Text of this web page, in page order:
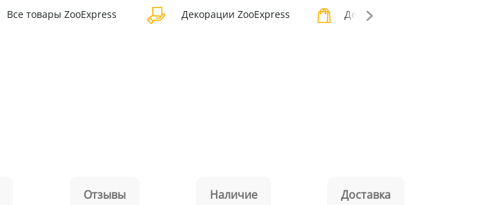
Все товары ZooExpress Декорации ZooExpress Декорации
Отзывы Наличие Доставка